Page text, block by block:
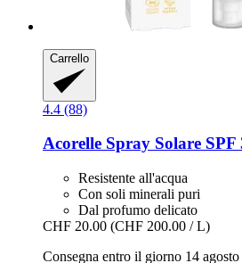
Carrello
4.4 (88)
Acorelle Spray Solare SPF
Resistente all'acqua
Con soli minerali puri
Dal profumo delicato
CHF 20.00 (CHF 200.00 / L)
Consegna entro il giorno 14 agosto